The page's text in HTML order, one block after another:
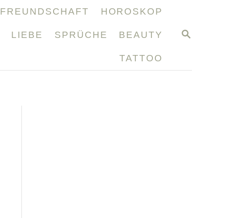
S
FREUNDSCHAFT HOROSKOP
LIEBE SPRÜCHE BEAUTY
TATTOO